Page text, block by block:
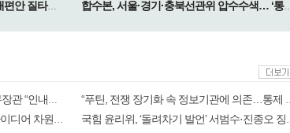
李대통령, ‘ISA·주가누르기 방지’ 개편안 질타…”전면 재검토”
합수본, 서울·경기·충북선관위 압
美, 쿠바 고사작전 성공할까…국무장관 “인내와 끈기로 옥죌 것”
“푸틴, 전쟁 장
與황희, ‘버스하우스’ 논란 일자 “아이디어 차원”…국힘 “망언”
국힘 윤리위, ‘